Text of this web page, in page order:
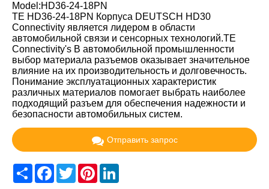
Model:HD36-24-18PN
TE HD36-24-18PN Корпуса DEUTSCH HD30
Connectivity является лидером в области
автомобильной связи и сенсорных технологий.TE
Connectivity's В автомобильной промышленности
выбор материала разъемов оказывает значительное
влияние на их производительность и долговечность.
Понимание эксплуатационных характеристик
различных материалов помогает выбрать наиболее
подходящий разъем для обеспечения надежности и
безопасности автомобильных систем.
Отправить запрос
ShareFacebook
TwitterPinterest